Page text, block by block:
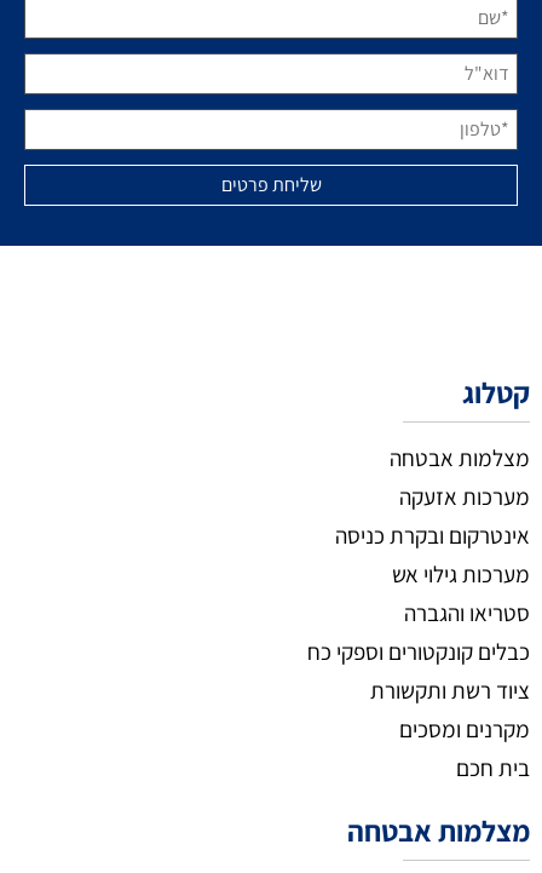
קטלוג
מצלמות אבטחה
מערכות אזעקה
אינטרקום ובקרת כניסה
מערכות גילוי אש
סטריאו והגברה
כבלים קונקטורים וספקי כח
ציוד רשת ותקשורת
מקרנים ומסכים
בית חכם
מצלמות אבטחה